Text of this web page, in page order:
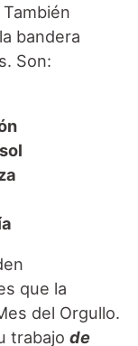
bandera
Son:
que la
del Orgullo.
trabajo de